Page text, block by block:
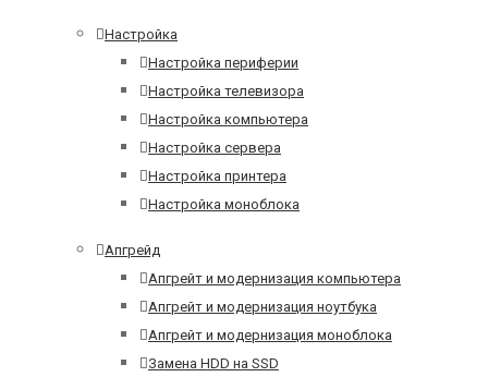
Настройка
Настройка периферии
Настройка телевизора
Настройка компьютера
Настройка сервера
Настройка принтера
Настройка моноблока
Апгрейд
Апгрейт и модернизация компьютера
Апгрейт и модернизация ноутбука
Апгрейт и модернизация моноблока
Замена HDD на SSD